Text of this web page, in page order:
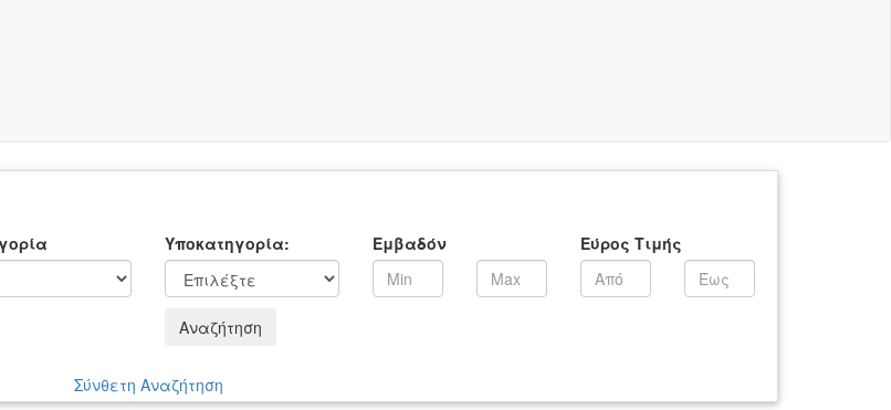
Υποκατηγορία: Εμβαδόν Εύρος Τιμής
Αναζήτηση
Σύνθετη Αναζήτηση